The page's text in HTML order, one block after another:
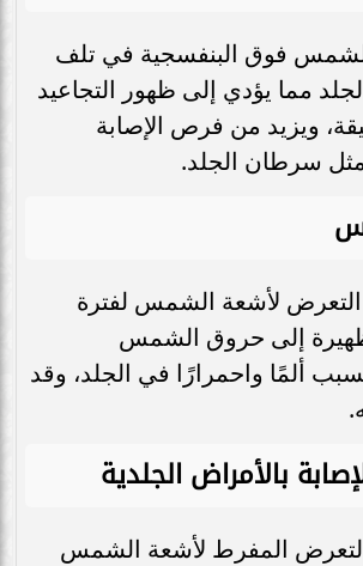
فوق البنفسجية في تلف
مما يؤدي إلى ظهور التجاعيد
ويزيد من فرص الإصابة
سرطان الجلد.
لأشعة الشمس لفترة
إلى حروق الشمس
ألمًا واحمرارًا في الجلد، وقد
بالأمراض الجلدية
المفرط لأشعة الشمس